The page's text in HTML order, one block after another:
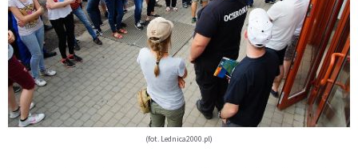
(fot. Lednica2000.pl)